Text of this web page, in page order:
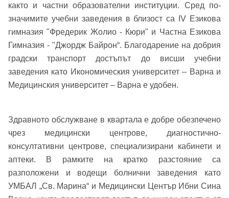
Добре дошъл!
както и частни образователни институции. Сред по-
значимите учебни заведения в близост са IV Езикова
гимназия "Фредерик Жолио - Кюри" и Частна Езикова
Гимназия - "Джордж Байрон“. Благодарение на добрия
градски транспорт достъпът до висши учебни
заведения като Икономическия университет – Варна и
Медицинския университет – Варна е удобен.
Здравното обслужване в квартала е добре обезпечено
чрез медицински центрове, диагностично-
консултативни центрове, специализирани кабинети и
аптеки. В рамките на кратко разстояние са
разположени и водещи болнични заведения като
УМБАЛ „Св. Марина“ и Медицински Център Ибни Сина